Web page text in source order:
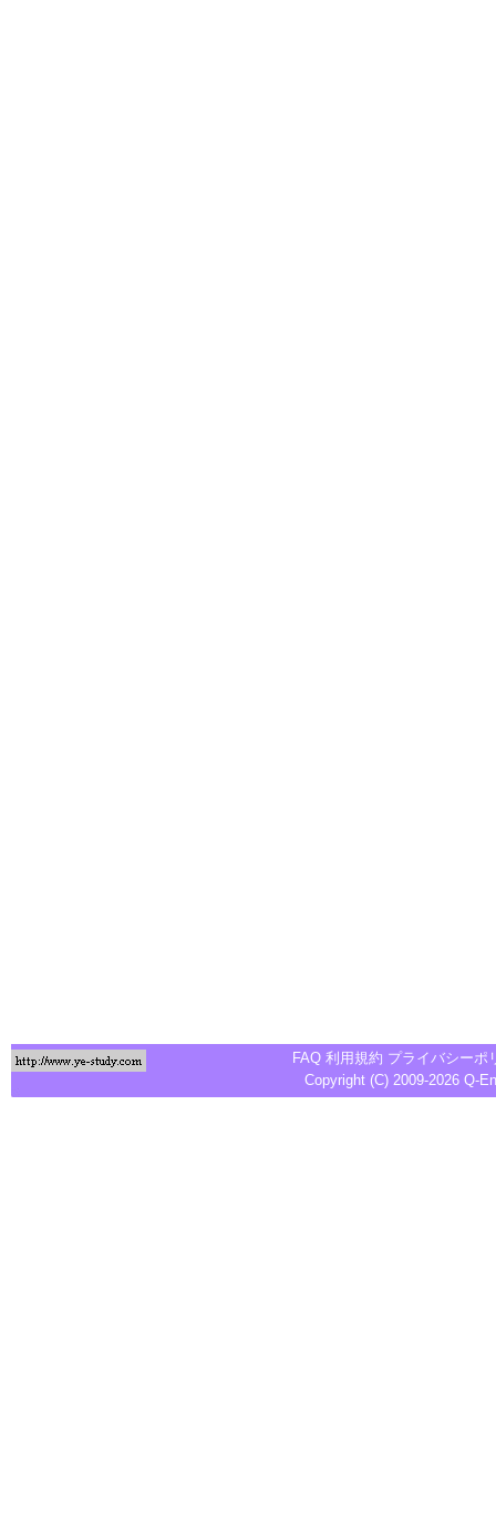
FAQ 利用規約 プライバシーポ
Copyright (C) 2009-2026 Q-